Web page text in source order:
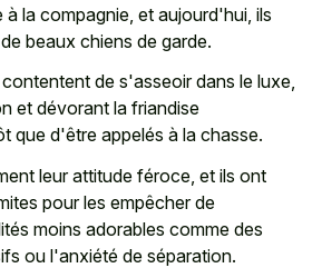
à la compagnie, et aujourd'hui, ils
beaux chiens de garde.
de s'asseoir dans le luxe,
et dévorant la friandise
que d'être appelés à la chasse.
leur attitude féroce, et ils ont
pour les empêcher de
moins adorables comme des
ou l'anxiété de séparation.